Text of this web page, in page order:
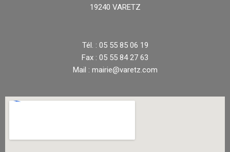
19240 VARETZ
Tél. : 05 55 85 06 19
Fax : 05 55 84 27 63
Mail : mairie@varetz.com